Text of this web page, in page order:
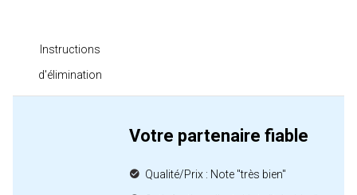
Instructions
d'élimination
Votre partenaire fiable
Qualité/Prix : Note "très bien"